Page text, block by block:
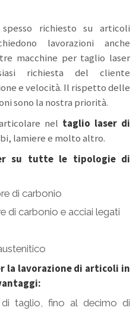
richiesto su articoli
lavorazioni anche
macchine per taglio laser
richiesta del cliente
e velocità. Il rispetto delle
sono la nostra priorità.
nel taglio laser di
lamiere e molto altro.
su tutte le tipologie di
di carbonio
di carbonio e acciai legati
la lavorazione di articoli in
di taglio, fino al decimo di